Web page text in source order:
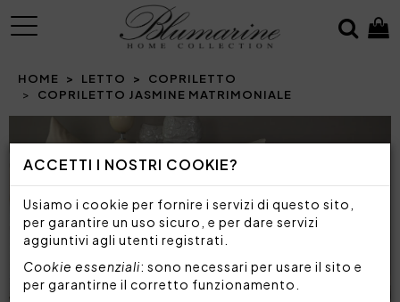
ACCETTI I NOSTRI COOKIE?
Usiamo i cookie per fornire i servizi di questo sito,
per garantire un uso sicuro, e per dare servizi
aggiuntivi agli utenti registrati.
Cookie essenziali: sono necessari per usare il sito e
per garantirne il corretto funzionamento.
MENU
HOME LETTO
COPRILETTO
COPRILETTO JASMINE MATRIMONIALE
Prev